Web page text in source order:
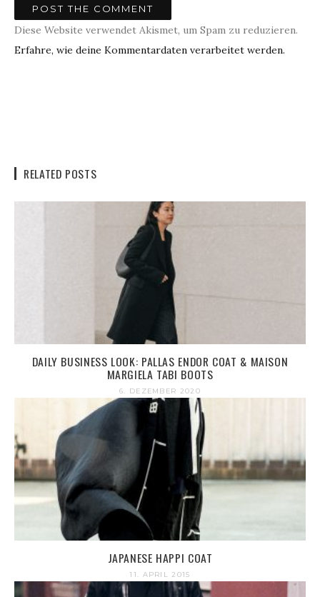
Diese Website verwendet Akismet, um Spam zu reduzieren.
Erfahre, wie deine Kommentardaten verarbeitet werden.
RELATED POSTS
DAILY BUSINESS LOOK: PALLAS ENDOR COAT & MAISON
MARGIELA TABI BOOTS
6. DEZEMBER 2020
JAPANESE HAPPI COAT
11. APRIL 2015